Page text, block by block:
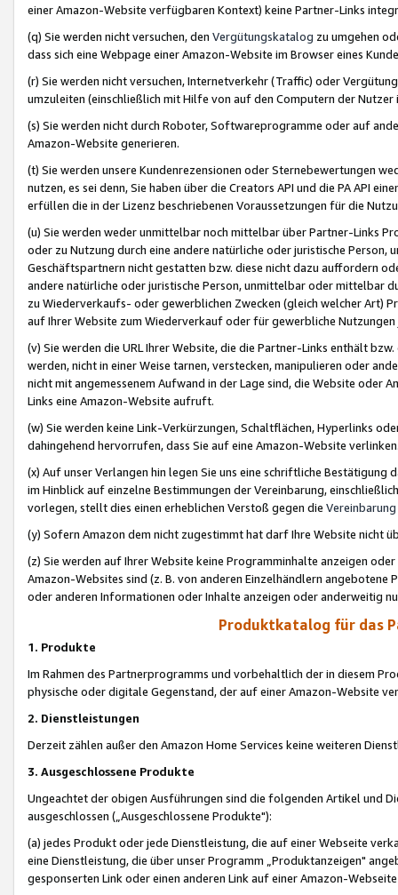
einer Amazon-Website verfügbaren Kontext) keine Partner-Links
(q) Sie werden nicht versuchen, den Vergütungskatalog zu umgehen
dass sich eine Webpage einer Amazon-Website im Browser eines
(r) Sie werden nicht versuchen, Internetverkehr (Traffic) oder
umzuleiten (einschließlich mit Hilfe von auf den Computern der
(s) Sie werden nicht durch Roboter, Softwareprogramme oder auf
Amazon-Website generieren.
(t) Sie werden unsere Kundenrezensionen oder Sternebewertungen
nutzen, es sei denn, Sie haben über die Creators API und die PA API
erfüllen die in der Lizenz beschriebenen Voraussetzungen für die
(u) Sie werden weder unmittelbar noch mittelbar über Partner-Links
oder zu Nutzung durch eine andere natürliche oder juristische
Geschäftspartnern nicht gestatten bzw. diese nicht dazu auffordern
andere natürliche oder juristische Person, unmittelbar oder mittelbar
zu Wiederverkaufs- oder gewerblichen Zwecken (gleich welcher Art)
auf Ihrer Website zum Wiederverkauf oder für gewerbliche
(v) Sie werden die URL Ihrer Website, die die Partner-Links enthält
werden, nicht in einer Weise tarnen, verstecken, manipulieren oder
nicht mit angemessenem Aufwand in der Lage sind, die Website oder
Links eine Amazon-Website aufruft.
(w) Sie werden keine Link-Verkürzungen, Schaltflächen, Hyperlinks
dahingehend hervorrufen, dass Sie auf eine Amazon-Website
(x) Auf unser Verlangen hin legen Sie uns eine schriftliche
im Hinblick auf einzelne Bestimmungen der Vereinbarung,
vorlegen, stellt dies einen erheblichen Verstoß gegen die Vereinbarung
(y) Sofern Amazon dem nicht zugestimmt hat darf Ihre Website nicht
(z) Sie werden auf Ihrer Website keine Programminhalte anzeigen
Amazon-Websites sind (z. B. von anderen Einzelhändlern
oder anderen Informationen oder Inhalte anzeigen oder anderweitig
Produktkatalog für das
1. Produkte
Im Rahmen des Partnerprogramms und vorbehaltlich der in diesem
physische oder digitale Gegenstand, der auf einer Amazon-Website
2. Dienstleistungen
Derzeit zählen außer den Amazon Home Services keine weiteren
3. Ausgeschlossene Produkte
Ungeachtet der obigen Ausführungen sind die folgenden Artikel und
ausgeschlossen („Ausgeschlossene Produkte"):
(a) jedes Produkt oder jede Dienstleistung, die auf einer Webseite
eine Dienstleistung, die über unser Programm „Produktanzeigen"
gesponserten Link oder einen anderen Link auf einer Amazon-